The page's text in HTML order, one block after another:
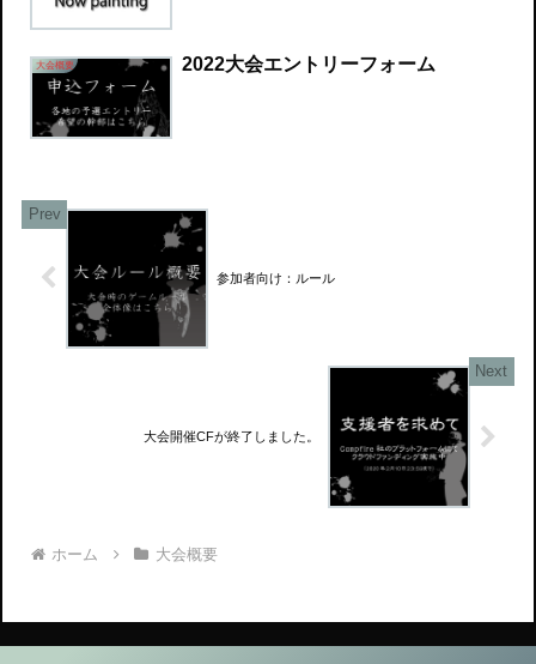
大会概要 2022大会エントリーフォーム
参加者向け：ルール
大会開催CFが終了しました。
ホーム 大会概要